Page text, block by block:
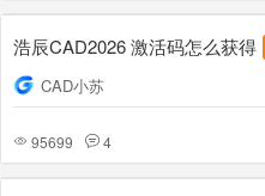
浩辰CAD2026 激活码怎么获得
CAD小苏
95699 4